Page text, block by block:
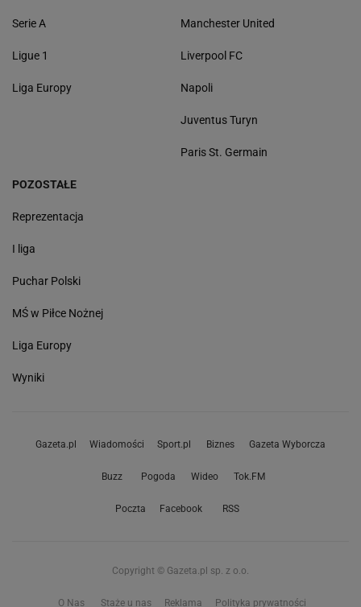
Serie A
Ligue 1
Liga Europy
Manchester United
Liverpool FC
Napoli
Juventus Turyn
Paris St. Germain
POZOSTAŁE
Reprezentacja
I liga
Puchar Polski
MŚ w Piłce Nożnej
Liga Europy
Wyniki
Gazeta.pl Wiadomości Sport.pl Biznes Gazeta Wyborcza
Buzz Pogoda Wideo Tok.FM
Poczta Facebook RSS
Copyright © Gazeta.pl sp. z o.o.
O Nas Staże u nas Reklama Polityka prywatności